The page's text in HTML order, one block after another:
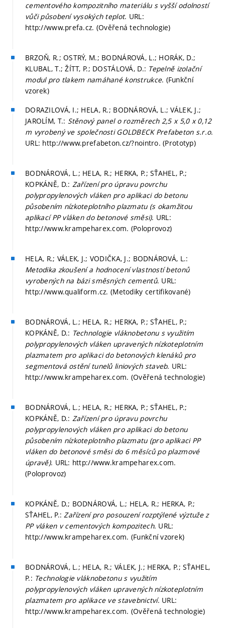
cementového kompozitního materiálu s vyšší odolností
vůči působení vysokých teplot. URL:
http://www.prefa.cz. (Ověřená technologie)
BRZOŇ, R.; OSTRÝ, M.; BODNÁROVÁ, L.; HORÁK, D.;
KLUBAL, T.; ŽÍTT, P.; DOSTÁLOVÁ, D.: Tepelně izolační
modul pro tlakem namáhané konstrukce. (Funkční
vzorek)
DORAZILOVÁ, I.; HELA, R.; BODNÁROVÁ, L.; VÁLEK, J.;
JAROLÍM, T.: Stěnový panel o rozměrech 2,5 x 5,0 x 0,12
m vyrobený ve společnosti GOLDBECK Prefabeton s.r.o.
URL: http://www.prefabeton.cz/?nointro. (Prototyp)
BODNÁROVÁ, L.; HELA, R.; HERKA, P.; SŤAHEL, P.;
KOPKÁNĚ, D.: Zařízení pro úpravu povrchu
polypropylenových vláken pro aplikaci do betonu
působením nízkoteplotního plazmatu (s okamžitou
aplikací PP vláken do betonové směsi). URL:
http://www.krampeharex.com. (Poloprovoz)
HELA, R.; VÁLEK, J.; VODIČKA, J.; BODNÁROVÁ, L.:
Metodika zkoušení a hodnocení vlastností betonů
vyrobených na bázi směsných cementů. URL:
http://www.qualiform.cz. (Metodiky certifikované)
BODNÁROVÁ, L.; HELA, R.; HERKA, P.; SŤAHEL, P.;
KOPKÁNĚ, D.: Technologie vláknobetonu s využitím
polypropylenových vláken upravených nízkoteplotním
plazmatem pro aplikaci do betonových klenáků pro
segmentová ostění tunelů liniových staveb. URL:
http://www.krampeharex.com. (Ověřená technologie)
BODNÁROVÁ, L.; HELA, R.; HERKA, P.; SŤAHEL, P.;
KOPKÁNĚ, D.: Zařízení pro úpravu povrchu
polypropylenových vláken pro aplikaci do betonu
působením nízkoteplotního plazmatu (pro aplikaci PP
vláken do betonové směsi do 6 měsíců po plazmové
úpravě). URL: http://www.krampeharex.com.
(Poloprovoz)
KOPKÁNĚ, D.; BODNÁROVÁ, L.; HELA, R.; HERKA, P.;
SŤAHEL, P.:Zařízení pro posouzení rozptýlené výztuže z
PP vláken v cementových kompozitech. URL:
http://www.krampeharex.com. (Funkční vzorek)
BODNÁROVÁ, L.; HELA, R.; VÁLEK, J.; HERKA, P.; SŤAHEL,
P.: Technologie vláknobetonu s využitím
polypropylenových vláken upravených nízkoteplotním
plazmatem pro aplikace ve stavebnictví. URL:
http://www.krampeharex.com. (Ověřená technologie)